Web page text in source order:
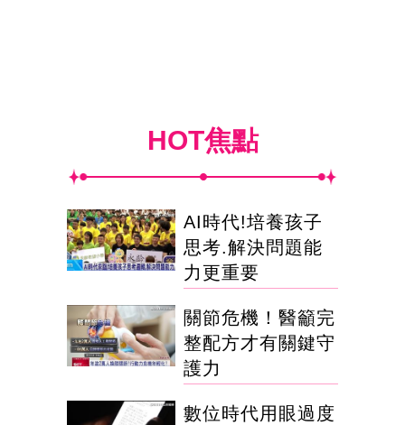
HOT焦點
AI時代!培養孩子
思考.解決問題能
力更重要
關節危機！醫籲完
整配方才有關鍵守
護力
數位時代用眼過度